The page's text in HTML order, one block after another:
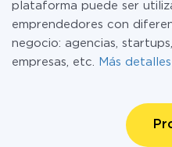
plataforma puede ser
emprendedores con
negocio: agencias,
empresas, etc.
Más detalles